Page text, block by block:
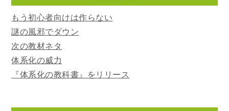
もう初心者向けは作らない
謎の風邪でダウン
次の教材ネタ
体系化の威力
『体系化の教科書』をリリース